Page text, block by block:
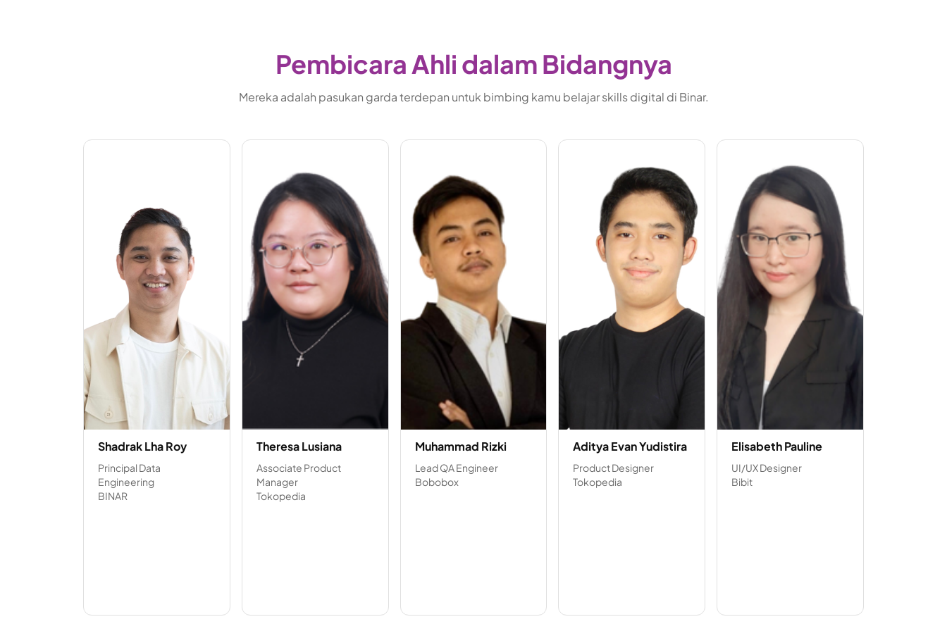
Pembicara Ahli dalam Bidangnya
Mereka adalah pasukan garda terdepan untuk bimbing kamu belajar skills digital di Binar.
Shadrak Lha Roy
Principal Data
Engineering
BINAR
Theresa Lusiana
Associate Product
Manager
Tokopedia
Muhammad Rizki
Lead QA Engineer
Bobobox
Aditya Evan Yudistira
Product Designer
Tokopedia
Elisabeth Pauline
UI/UX Designer
Bibit